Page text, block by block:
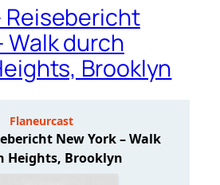
Reisebericht
Walk durch
Brooklyn